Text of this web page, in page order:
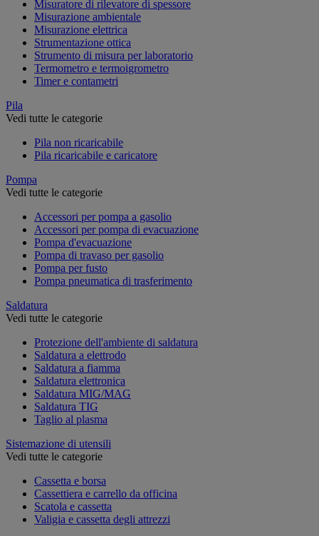
Misuratore di rilevatore di spessore
Misurazione ambientale
Misurazione elettrica
Strumentazione ottica
Strumento di misura per laboratorio
Termometro e termoigrometro
Timer e contametri
Pila
Vedi tutte le categorie
Pila non ricaricabile
Pila ricaricabile e caricatore
Pompa
Vedi tutte le categorie
Accessori per pompa a gasolio
Accessori per pompa di evacuazione
Pompa d'evacuazione
Pompa di travaso per gasolio
Pompa per fusto
Pompa pneumatica di trasferimento
Saldatura
Vedi tutte le categorie
Protezione dell'ambiente di saldatura
Saldatura a elettrodo
Saldatura a fiamma
Saldatura elettronica
Saldatura MIG/MAG
Saldatura TIG
Taglio al plasma
Sistemazione di utensili
Vedi tutte le categorie
Cassetta e borsa
Cassettiera e carrello da officina
Scatola e cassetta
Valigia e cassetta degli attrezzi